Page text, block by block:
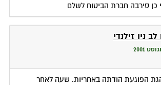
כן סירבה חברת הביטוח לשלם
ניו זילנדי
הפוגעת הודתה באחריות. שעה לאחר